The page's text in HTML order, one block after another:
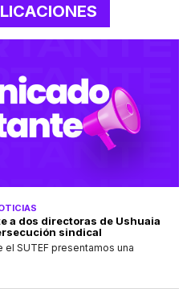
a dos directoras de Ushuaia
sindical
SUTEF presentamos una